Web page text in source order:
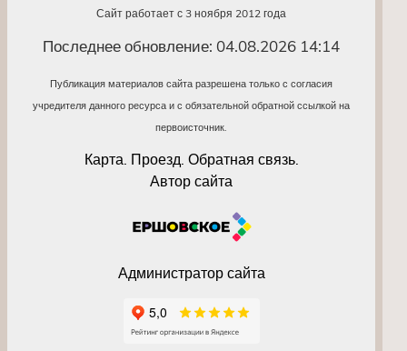
Сайт работает с 3 ноября 2012 года
Последнее обновление: 04.08.2026 14:14
Публикация материалов сайта разрешена только с согласия
учредителя данного ресурса и с обязательной обратной ссылкой на
первоисточник.
Карта. Проезд. Обратная связь.
Автор сайта
Администратор сайта